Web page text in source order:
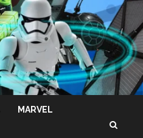
MARVEL